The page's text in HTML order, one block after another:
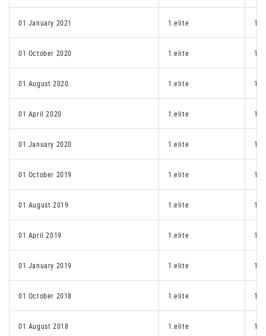
01 January 2021 1.elite
01 October 2020 1.elite
01 August 2020 1.elite
01 April 2020 1.elite
01 January 2020 1.elite
01 October 2019 1.elite
01 August 2019 1.elite
01 April 2019 1.elite
01 January 2019 1.elite
01 October 2018 1.elite
01 August 2018 1.elite